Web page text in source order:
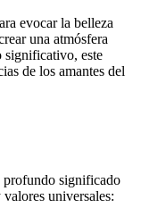
evocar la belleza
una atmósfera
significativo, este
de los amantes del
profundo significado
universales: